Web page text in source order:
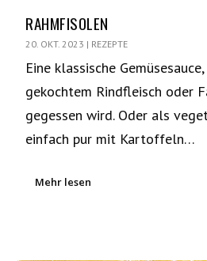
RAHMFISOLEN
20. OKT. 2023 | REZEPTE
Eine klassische
gekochtem Rindfleisch oder
gegessen wird. Oder als
einfach pur mit Kartoffeln…
Mehr lesen